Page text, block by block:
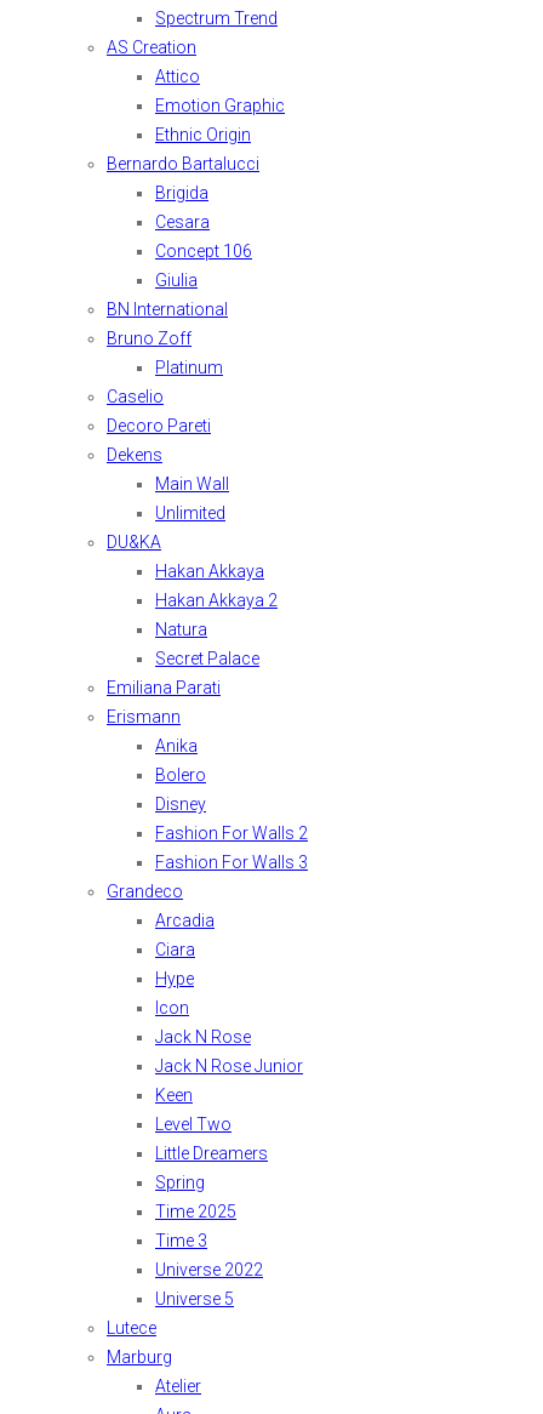
Spectrum Trend
AS Creation
Attico
Emotion Graphic
Ethnic Origin
Bernardo Bartalucci
Brigida
Cesara
Concept 106
Giulia
BN International
Bruno Zoff
Platinum
Caselio
Decoro Pareti
Dekens
Main Wall
Unlimited
DU&KA
Hakan Akkaya
Hakan Akkaya 2
Natura
Secret Palace
Emiliana Parati
Erismann
Anika
Bolero
Disney
Fashion For Walls 2
Fashion For Walls 3
Grandeco
Arcadia
Ciara
Hype
Icon
Jack N Rose
Jack N Rose Junior
Keen
Level Two
Little Dreamers
Spring
Time 2025
Time 3
Universe 2022
Universe 5
Lutece
Marburg
Atelier